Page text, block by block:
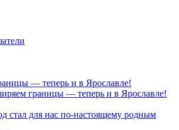
границы — теперь и в Ярославле!